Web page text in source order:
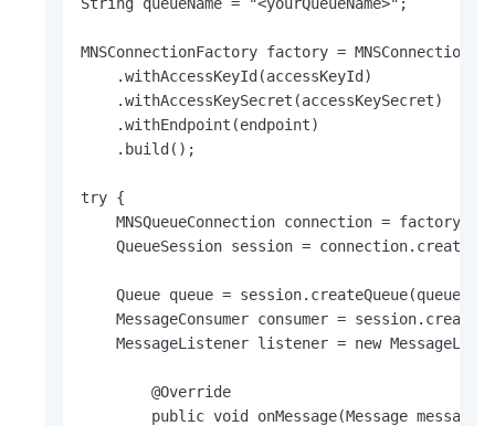
MNSConnectionFactory factory =
    .withAccessKeyId(accessKeyId)
    .withAccessKeySecret(accessKeySecret)
    .withEndpoint(endpoint)
    .build();
try {
MNSQueueConnection connection =
QueueSession session =
Queue queue =
MessageConsumer consumer =
MessageListener listener = new
        @Override
public void onMessage(Message message)